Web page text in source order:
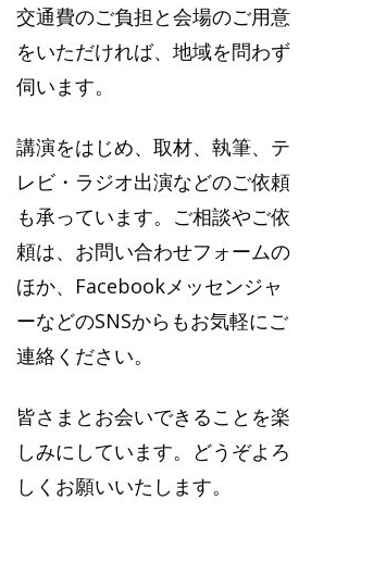
交通費のご負担と会場のご用意
をいただければ、地域を問わず
伺います。
講演をはじめ、取材、執筆、テ
レビ・ラジオ出演などのご依頼
も承っています。ご相談やご依
頼は、お問い合わせフォームの
ほか、Facebookメッセンジャ
ーなどのSNSからもお気軽にご
連絡ください。
皆さまとお会いできることを楽
しみにしています。どうぞよろ
しくお願いいたします。